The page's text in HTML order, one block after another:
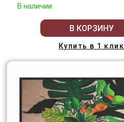
В наличии
В КОРЗИНУ
Купить в 1 клик